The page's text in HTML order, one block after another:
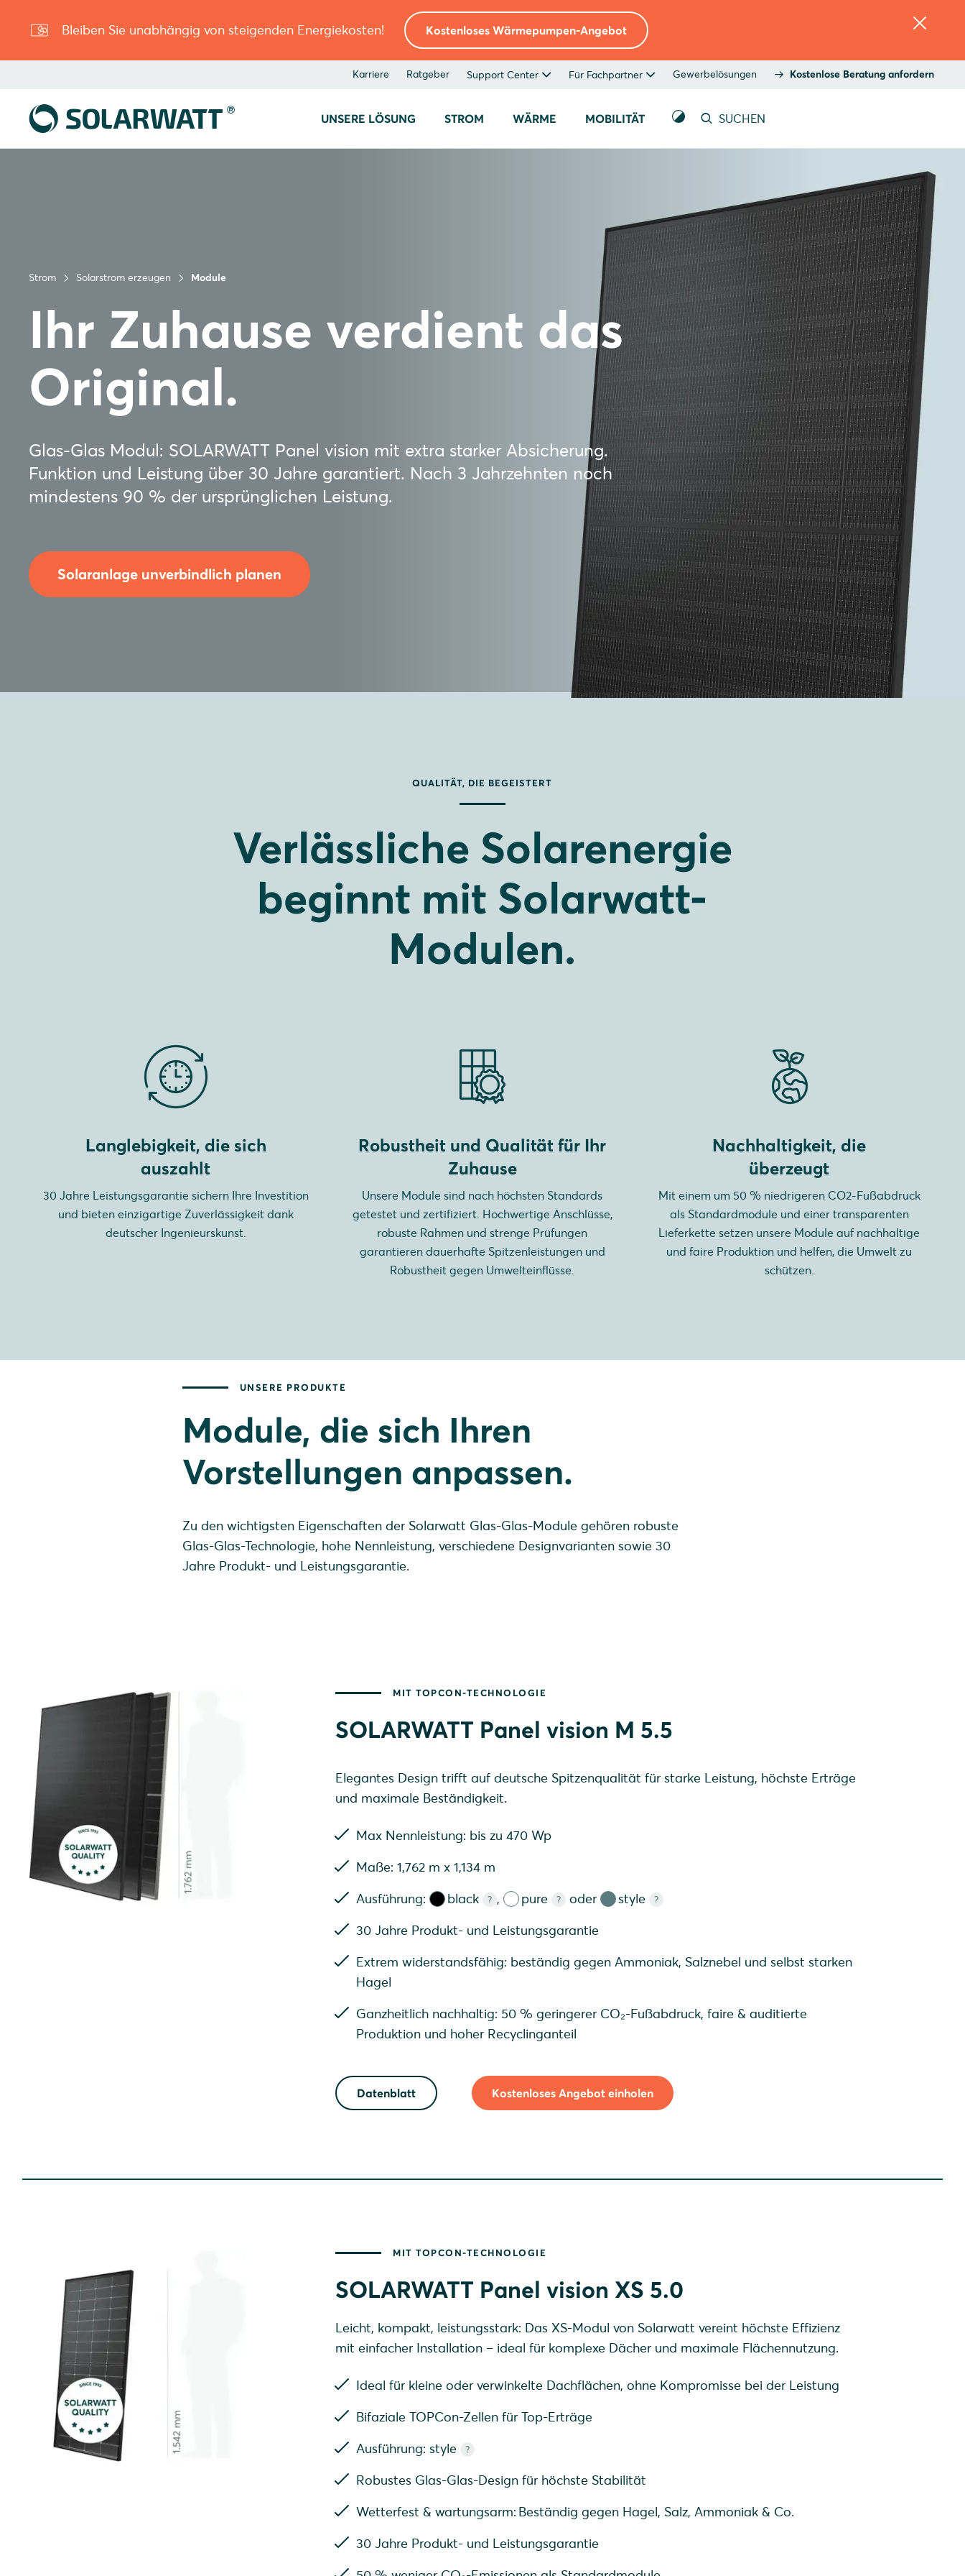
Bleiben Sie unabhängig von steigenden Energiekosten! Kostenloses Wärmepumpen-Angebot
Karriere Ratgeber Support Center Für Fachpartner Gewerbelösungen Kostenlose Beratung anfordern
UNSERE LÖSUNG STROM WÄRME MOBILITÄT SUCHEN
Strom Solarstrom erzeugen Module
Ihr Zuhause verdient das
Original.
Glas-Glas Modul: SOLARWATT Panel vision mit extra starker Absicherung.
Funktion und Leistung über 30 Jahre garantiert. Nach 3 Jahrzehnten noch
mindestens 90 % der ursprünglichen Leistung.
Solaranlage unverbindlich planen
QUALITÄT, DIE BEGEISTERT
Verlässliche Solarenergie
beginnt mit Solarwatt-
Modulen.
Langlebigkeit, die sich
auszahlt
30 Jahre Leistungsgarantie sichern Ihre Investition
und bieten einzigartige Zuverlässigkeit dank
deutscher Ingenieurskunst.
Robustheit und Qualität für Ihr
Zuhause
Unsere Module sind nach höchsten Standards
getestet und zertifiziert. Hochwertige Anschlüsse,
robuste Rahmen und strenge Prüfungen
garantieren dauerhafte Spitzenleistungen und
Robustheit gegen Umwelteinflüsse.
Nachhaltigkeit, die
überzeugt
Mit einem um 50 % niedrigeren CO2-Fußabdruck
als Standardmodule und einer transparenten
Lieferkette setzen unsere Module auf nachhaltige
und faire Produktion und helfen, die Umwelt zu
schützen.
UNSERE PRODUKTE
Module, die sich Ihren
Vorstellungen anpassen.
Zu den wichtigsten Eigenschaften der Solarwatt Glas-Glas-Module gehören robuste
Glas-Glas-Technologie, hohe Nennleistung, verschiedene Designvarianten sowie 30
Jahre Produkt- und Leistungsgarantie.
MIT TOPCON-TECHNOLOGIE
SOLARWATT Panel vision M 5.5
Elegantes Design trifft auf deutsche Spitzenqualität für starke Leistung, höchste Erträge
und maximale Beständigkeit.
Max Nennleistung: bis zu 470 Wp
Maße: 1,762 m x 1,134 m
Ausführung:
black ?
Ausführung: black
, pure ? oder style ?
30 Jahre Produkt- und Leistungsgarantie
Extrem widerstandsfähig: beständig gegen Ammoniak, Salznebel und selbst starken
Hagel
Ganzheitlich nachhaltig: 50 % geringerer CO₂-Fußabdruck, faire & auditierte
Produktion und hoher Recyclinganteil
Datenblatt Kostenloses Angebot einholen
MIT TOPCON-TECHNOLOGIE
SOLARWATT Panel vision XS 5.0
Leicht, kompakt, leistungsstark: Das XS-Modul von Solarwatt vereint höchste Effizienz
mit einfacher Installation – ideal für komplexe Dächer und maximale Flächennutzung.
Ideal für kleine oder verwinkelte Dachflächen, ohne Kompromisse bei der Leistung
Bifaziale TOPCon-Zellen für Top-Erträge
Ausführung: style
?
Robustes Glas-Glas-Design für höchste Stabilität
Wetterfest & wartungsarm: Beständig gegen Hagel, Salz, Ammoniak & Co.
30 Jahre Produkt- und Leistungsgarantie